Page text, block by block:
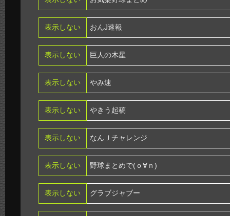
表示しない おんJ速報
表示しない 巨人の木星
表示しない やみ速
表示しない やきう起稿
表示しない なんＪチャレンジ
表示しない 野球まとめで(ｏ∀ｎ)
表示しない グラブジャブー